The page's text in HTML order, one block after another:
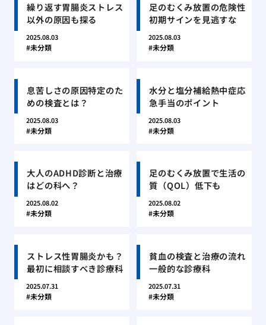
繰り返す胃腸炎ストレス
以外の原因も探る
2025.08.03
未分類
足のむくみ放置の危険性
初期サインを見逃すな
2025.08.03
未分類
息苦しさの原因特定のた
めの検査とは？
2025.08.03
未分類
水分と塩分補給熱中症応
急手当のポイント
2025.08.03
未分類
大人のADHD診断と治療
はどの科へ？
2025.08.02
未分類
足のむくみ放置で生活の
質（QOL）低下も
2025.08.02
未分類
ストレス性胃腸炎かも？
最初に相談すべき診療科
2025.07.31
未分類
貧血の検査と治療の流れ
一般的な診療科
2025.07.31
未分類